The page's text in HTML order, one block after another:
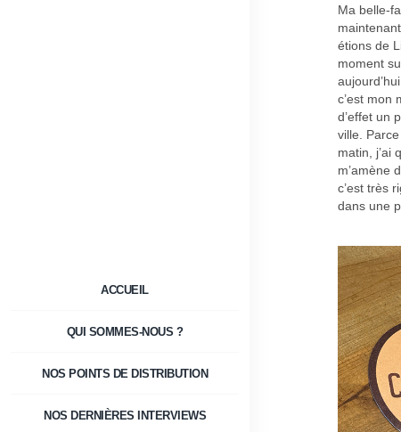
ACCUEIL
QUI SOMMES-NOUS ?
NOS POINTS DE DISTRIBUTION
NOS DERNIÈRES INTERVIEWS
Ma belle-
étions de
moment
c’est mon
d’effet un
ville.
matin, j’ai
m’amène
c’est très
dans une